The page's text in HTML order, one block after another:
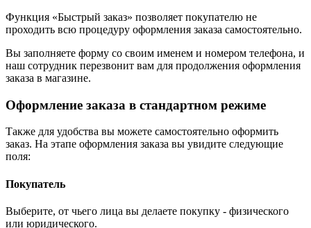
Функция «Быстрый заказ» позволяет покупателю не
проходить всю процедуру оформления заказа самостоятельно.
Вы заполняете форму со своим именем и номером телефона, и
наш сотрудник перезвонит вам для продолжения оформления
заказа в магазине.
Оформление заказа в стандартном режиме
Также для удобства вы можете самостоятельно оформить
заказ. На этапе оформления заказа вы увидите следующие
поля:
Покупатель
Выберите, от чьего лица вы делаете покупку - физического
или юридического.